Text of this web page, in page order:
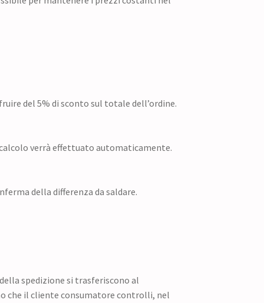
del 5% di sconto sul totale dell’ordine.
calcolo verrà effettuato automaticamente.
della differenza da saldare.
spedizione si trasferiscono al
che il cliente consumatore controlli, nel